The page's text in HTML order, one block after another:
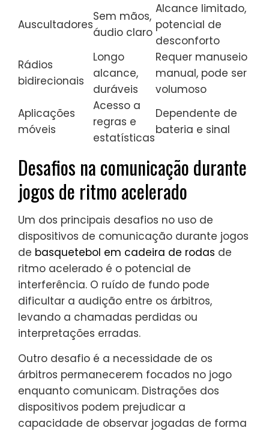
Auscultadores
Sem mãos,
áudio claro
Alcance limitado,
potencial de
desconforto
Rádios
bidirecionais
Longo
alcance,
duráveis
Requer manuseio
manual, pode ser
volumoso
Aplicações
móveis
Acesso a
regras e
estatísticas
Dependente de
bateria e sinal
Desafios na comunicação durante
jogos de ritmo acelerado
Um dos principais desafios no uso de
dispositivos de comunicação durante jogos
de basquetebol em cadeira de rodas de
ritmo acelerado é o potencial de
interferência. O ruído de fundo pode
dificultar a audição entre os árbitros,
levando a chamadas perdidas ou
interpretações erradas.
Outro desafio é a necessidade de os
árbitros permanecerem focados no jogo
enquanto comunicam. Distrações dos
dispositivos podem prejudicar a
capacidade de observar jogadas de forma